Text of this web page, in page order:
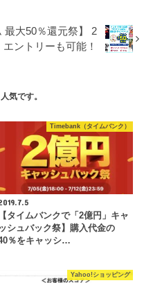
最大50％還元祭】 2
ントリーも可能！
気です。
Timebank（タイムバンク）
【タイムバンクで「2億円」キャ
ッシュバック祭】購入代金の
％をキャッシ…
Yahoo!ショッピング